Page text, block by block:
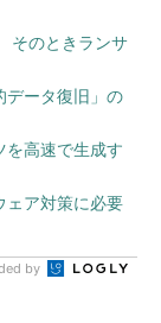
そのときランサ
データ復旧」の
を高速で生成す
ェア対策に必要
by